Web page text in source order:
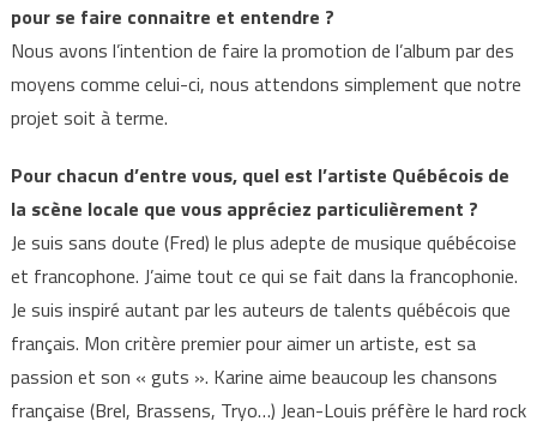
pour se faire connaitre et entendre ?
Nous avons l’intention de faire la promotion de l’album par des
moyens comme celui-ci, nous attendons simplement que notre
projet soit à terme.
Pour chacun d’entre vous, quel est l’artiste Québécois de
la scène locale que vous appréciez particulièrement ?
Je suis sans doute (Fred) le plus adepte de musique québécoise
et francophone. J’aime tout ce qui se fait dans la francophonie.
Je suis inspiré autant par les auteurs de talents québécois que
français. Mon critère premier pour aimer un artiste, est sa
passion et son « guts ». Karine aime beaucoup les chansons
française (Brel, Brassens, Tryo…) Jean-Louis préfère le hard rock